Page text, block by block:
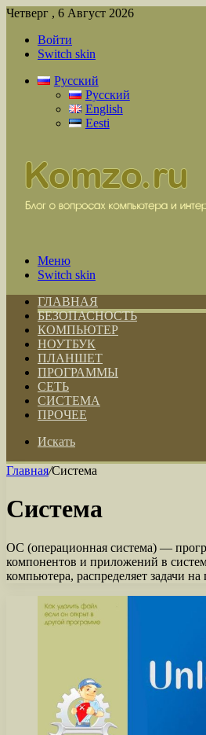
Четверг , 6 Август 2026
Войти
Switch skin
Русский
Русский
English
Eesti
Меню
Switch skin
ГЛАВНАЯ
БЕЗОПАСНОСТЬ
КОМПЬЮТЕР
НОУТБУК
ПЛАНШЕТ
ПРОГРАММЫ
СЕТЬ
СИСТЕМА
ПРОЧЕЕ
Искать
Главная/Система
Система
ОС (операционная система) —
компонентов и приложений в
компьютера, распределяет задачи